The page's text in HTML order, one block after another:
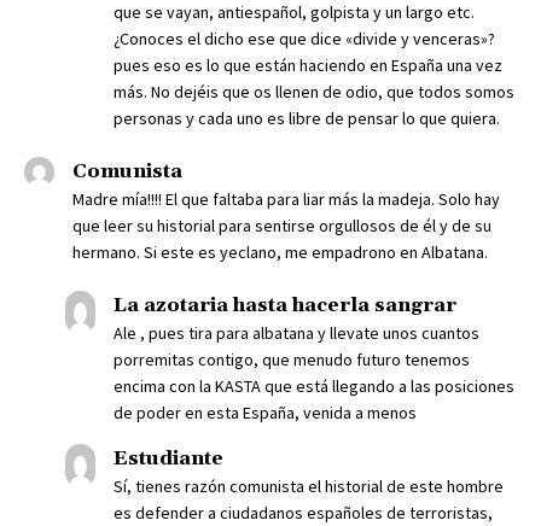
que se vayan, antiespañol, golpista y un largo etc.
¿Conoces el dicho ese que dice «divide y venceras»?
pues eso es lo que están haciendo en España una vez
más. No dejéis que os llenen de odio, que todos somos
personas y cada uno es libre de pensar lo que quiera.
Comunista
Madre mía!!!! El que faltaba para liar más la madeja. Solo hay
que leer su historial para sentirse orgullosos de él y de su
hermano. Si este es yeclano, me empadrono en Albatana.
La azotaria hasta hacerla sangrar
Ale , pues tira para albatana y llevate unos cuantos
porremitas contigo, que menudo futuro tenemos
encima con la KASTA que está llegando a las posiciones
de poder en esta España, venida a menos
Estudiante
Sí, tienes razón comunista el historial de este hombre
es defender a ciudadanos españoles de terroristas,